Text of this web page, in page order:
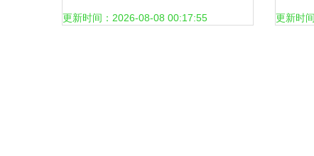
更新时间：2026-08-08 00:17:55 更新时